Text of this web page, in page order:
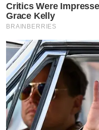
มีอะไรใหม่ๆ ที่เข้ามาบ้า
Critics Were
Grace Kelly
BRAINBERRIES